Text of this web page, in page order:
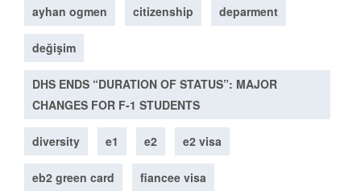
ayhan ogmen citizenship deparment
değişim
DHS ENDS “DURATION OF STATUS”: MAJOR
CHANGES FOR F-1 STUDENTS
diversity e1 e2 e2 visa
eb2 green card fiancee visa